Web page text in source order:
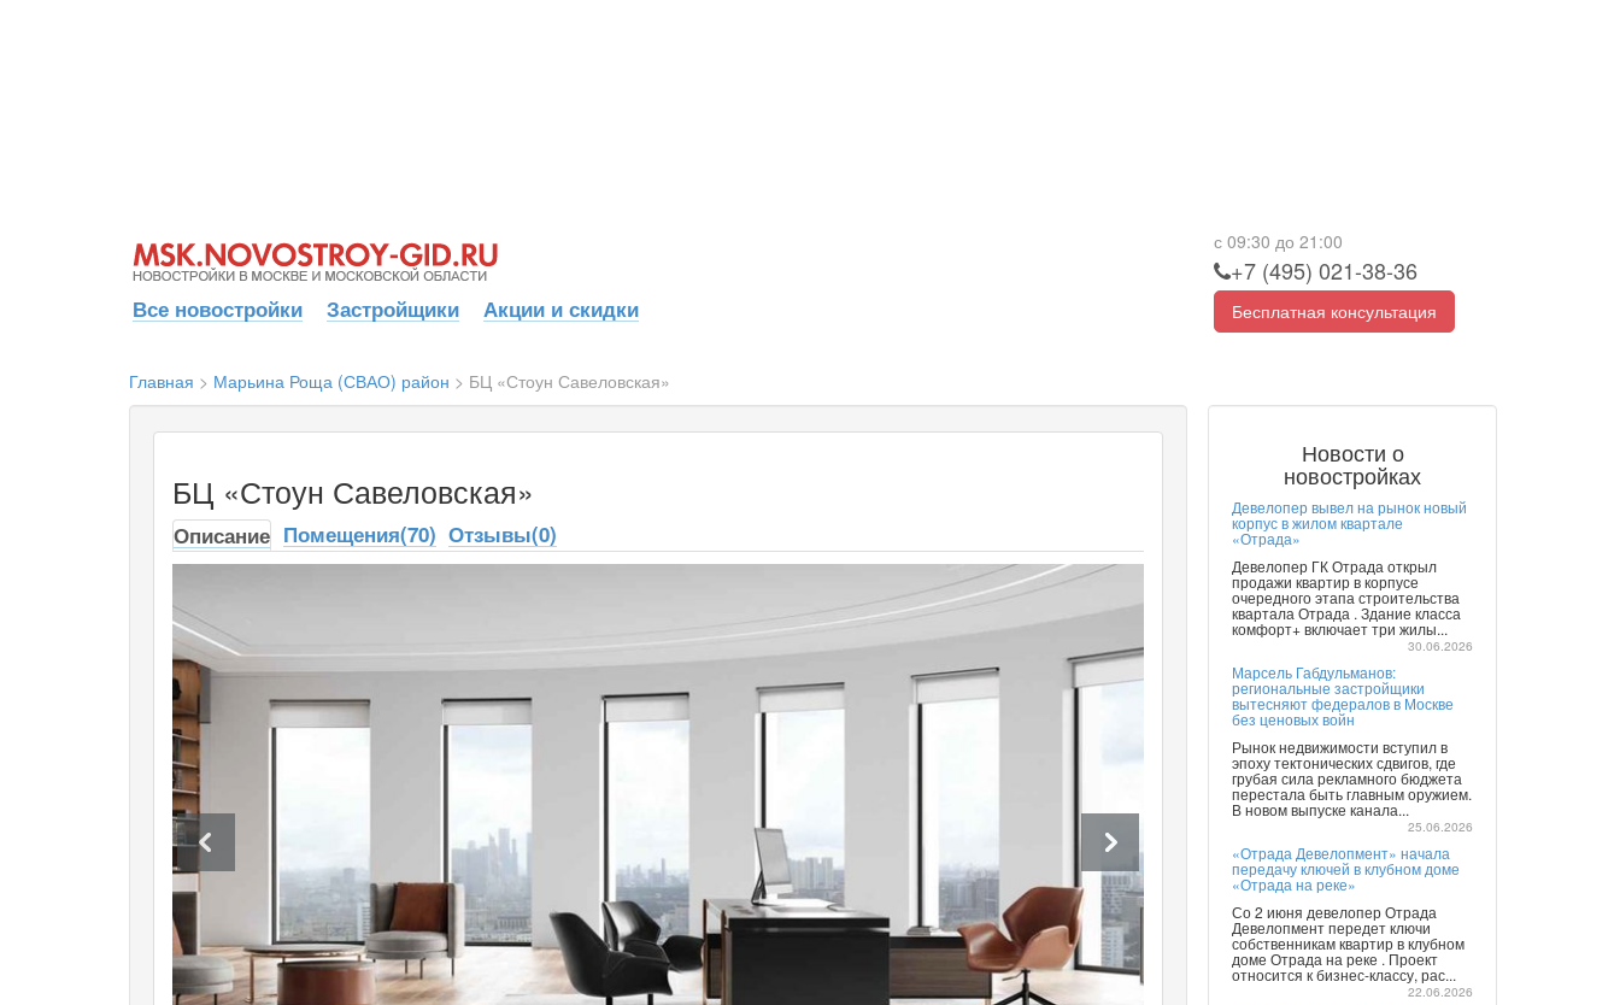
Все новостройки Застройщики Акции и скидки
с 09:30 до 21:00
+7 (495) 021-38-36
Бесплатная консультация
Главная > Марьина Роща (СВАО) район > БЦ «Стоун Савеловская»
БЦ «Стоун Савеловская»
Описание Помещения(70) Отзывы(0)
Новости о
новостройках
Девелопер вывел на рынок новый
корпус в жилом квартале
«Отрада»
Девелопер ГК Отрада открыл
продажи квартир в корпусе
очередного этапа строительства
квартала Отрада . Здание класса
комфорт+ включает три жилы...
30.06.2026
Марсель Габдульманов:
региональные застройщики
вытесняют федералов в Москве
без ценовых войн
Рынок недвижимости вступил в
эпоху тектонических сдвигов, где
грубая сила рекламного бюджета
перестала быть главным оружием.
В новом выпуске канала...
25.06.2026
«Отрада Девелопмент» начала
передачу ключей в клубном доме
«Отрада на реке»
Со 2 июня девелопер Отрада
Девелопмент передет ключи
собственникам квартир в клубном
доме Отрада на реке . Проект
относится к бизнес-классу, рас...
22.06.2026